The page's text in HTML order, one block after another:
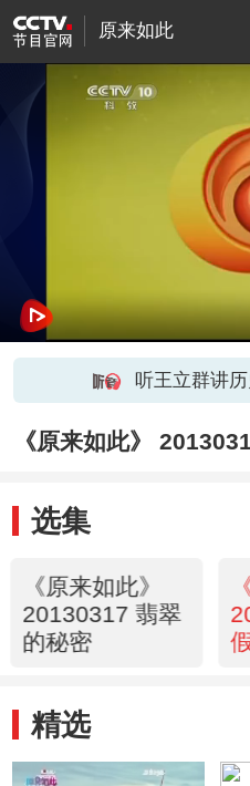
原来如此
听王立群讲
《原来如此》
选集
《原来如此》
20130317 翡翠
的秘密
精选